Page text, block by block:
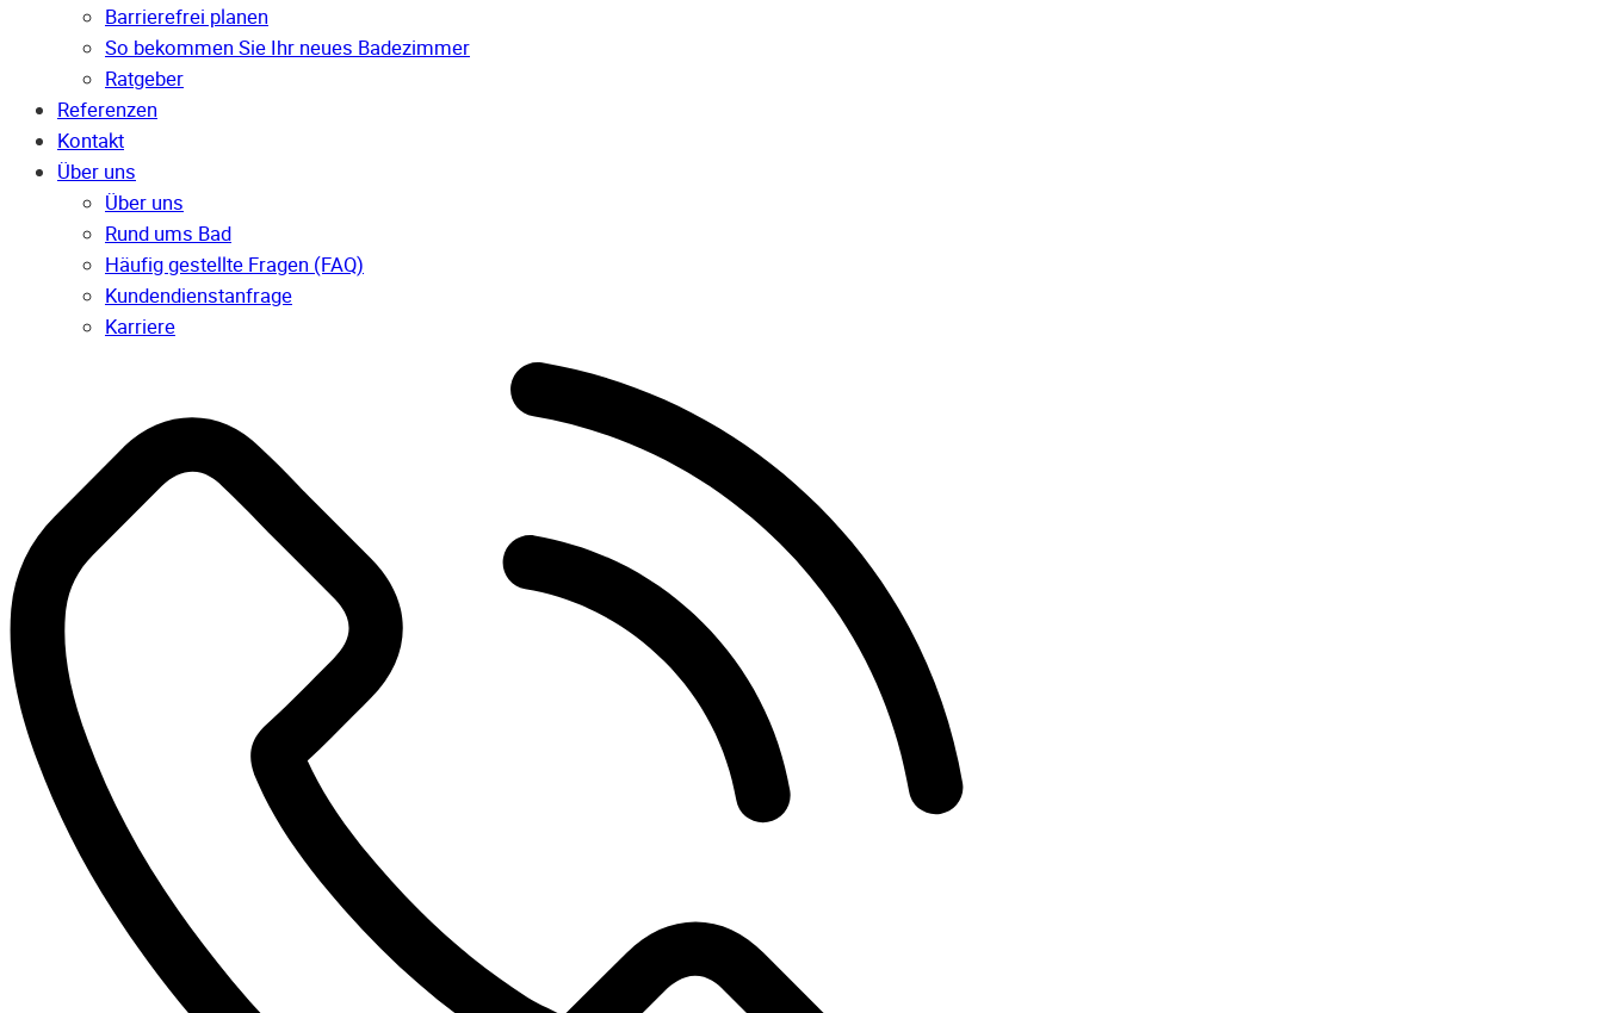
Barrierefrei planen
So bekommen Sie Ihr neues Badezimmer
Ratgeber
Referenzen
Kontakt
Über uns
Über uns
Rund ums Bad
Häufig gestellte Fragen (FAQ)
Kunden­dienst­anfrage
Karriere